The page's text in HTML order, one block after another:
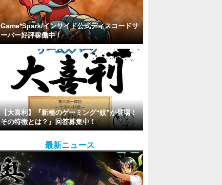
Game*Spark/インサイド公式ディスコードサ
ーバー好評稼働中！
【大喜利】『新種のゲーミング“蚊”が登場！
その特徴とは？』回答募集中！
最新ニュース